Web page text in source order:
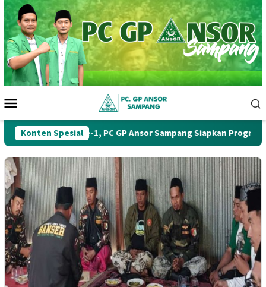
Loncat
ke
konten
Mobile
Konten Spesial
Muskercab Ke-1, PC GP Ansor Sampang Siapkan Program